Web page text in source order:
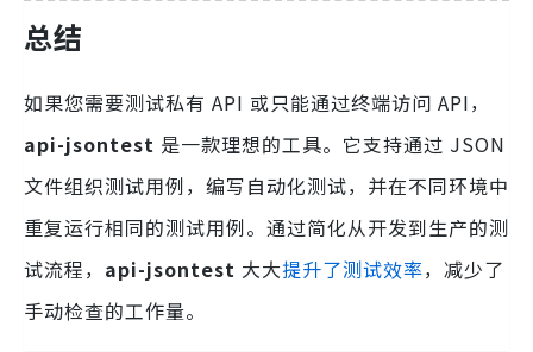
总结
如果您需要测试私有 API 或只能通过终端访问 API，
api-jsontest 是一款理想的工具。它支持通过 JSON
文件组织测试用例，编写自动化测试，并在不同环境中
重复运行相同的测试用例。通过简化从开发到生产的测
试流程， api-jsontest 大大提升了测试效率，减少了
手动检查的工作量。